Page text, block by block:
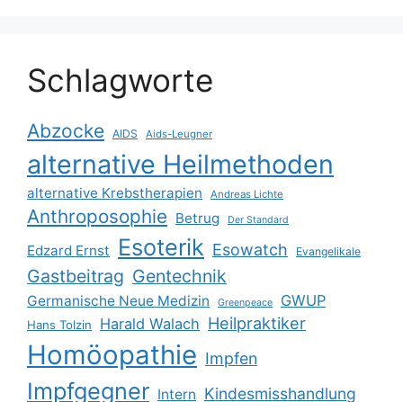
Schlagworte
Abzocke AIDS Aids-Leugner
alternative Heilmethoden
alternative Krebstherapien Andreas Lichte
Anthroposophie Betrug Der Standard
Edzard Ernst Esoterik Esowatch Evangelikale
Gastbeitrag Gentechnik
Germanische Neue Medizin Greenpeace GWUP
Hans Tolzin Harald Walach Heilpraktiker
Homöopathie Impfen
Impfgegner Intern Kindesmisshandlung